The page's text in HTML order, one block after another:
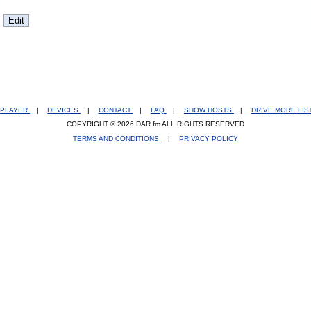
PLAYER | DEVICES | CONTACT | FAQ | SHOW HOSTS | DRIVE MORE
COPYRIGHT © 2026 DAR.fm ALL RIGHTS RESERVED
TERMS AND CONDITIONS
| PRIVACY POLICY